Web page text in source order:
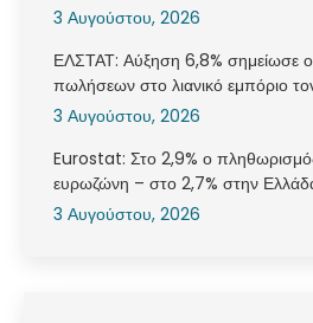
3 Αυγούστου, 2026
ΕΛΣΤΑΤ: Αύξηση 6,8% σημείωσε
πωλήσεων στο λιανικό εμπόριο
3 Αυγούστου, 2026
Eurostat: Στο 2,9% ο
ευρωζώνη – στο 2,7% στην
3 Αυγούστου, 2026